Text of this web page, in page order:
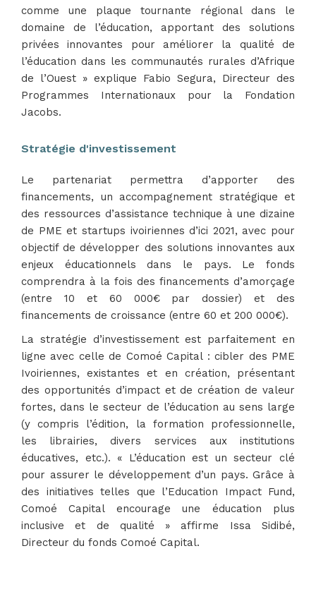
comme une plaque tournante régional dans le
domaine de l’éducation, apportant des solutions
privées innovantes pour améliorer la qualité de
l’éducation dans les communautés rurales d’Afrique
de l’Ouest » explique Fabio Segura, Directeur des
Programmes Internationaux pour la Fondation
Jacobs.
Stratégie d'investissement
Le partenariat permettra d’apporter des
financements, un accompagnement stratégique et
des ressources d’assistance technique à une dizaine
de PME et startups ivoiriennes d’ici 2021, avec pour
objectif de développer des solutions innovantes aux
enjeux éducationnels dans le pays. Le fonds
comprendra à la fois des financements d’amorçage
(entre 10 et 60 000€ par dossier) et des
financements de croissance (entre 60 et 200 000€).
La stratégie d’investissement est parfaitement en
ligne avec celle de Comoé Capital : cibler des PME
Ivoiriennes, existantes et en création, présentant
des opportunités d’impact et de création de valeur
fortes, dans le secteur de l’éducation au sens large
(y compris l’édition, la formation professionnelle,
les librairies, divers services aux institutions
éducatives, etc.). « L’éducation est un secteur clé
pour assurer le développement d’un pays. Grâce à
des initiatives telles que l’Education Impact Fund,
Comoé Capital encourage une éducation plus
inclusive et de qualité » affirme Issa Sidibé,
Directeur du fonds Comoé Capital.